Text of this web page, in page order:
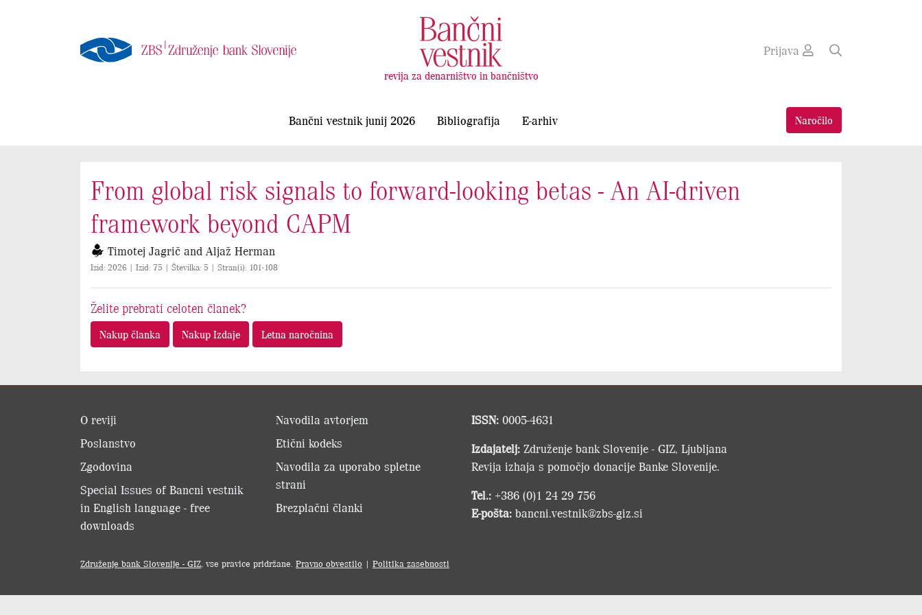
revija za denarništvo in bančništvo
Prijava
Bančni vestnik junij 2026 Bibliografija E-arhiv Naročilo
From global risk signals to forward-looking betas - An AI-driven
framework beyond CAPM
Timotej Jagrič and Aljaž Herman
Izid: 2026 | Izid: 75 | Številka: 5 | Stran(i): 101-108
Želite prebrati celoten članek?
Nakup članka Nakup Izdaje Letna naročnina
O reviji
Poslanstvo
Zgodovina
Special Issues of Bancni vestnik
in English language - free
downloads
Navodila avtorjem
Etični kodeks
Navodila za uporabo spletne
strani
Brezplačni članki
ISSN: 0005-4631
Izdajatelj: Združenje bank Slovenije - GIZ, Ljubljana
Revija izhaja s pomočjo donacije Banke Slovenije.
Tel.: +386 (0)1 24 29 756
E-pošta: bancni.vestnik@zbs-giz.si
Združenje bank Slovenije - GIZ, vse pravice pridržane. Pravno obvestilo | Politika zasebnosti